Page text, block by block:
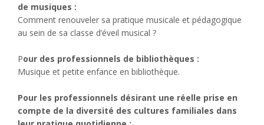
de musiques :
Comment renouveler sa pratique musicale et pédagogique
au sein de sa classe d’éveil musical ?
Pour des professionnels de bibliothèques :
Musique et petite enfance en bibliothèque.
Pour les professionnels désirant une réelle prise en
compte de la diversité des cultures familiales dans